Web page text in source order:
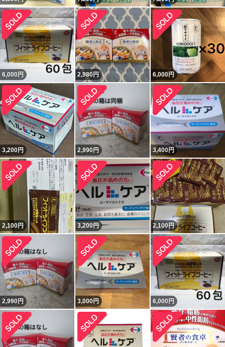
6,000円 2,980円 6,000円
3,200円 2,990円 3,400円
2,100円 3,200円 2,100円
2,990円 3,000円 6,000円